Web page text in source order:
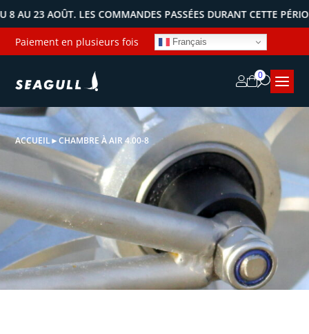
AOÛT. LES COMMANDES PASSÉES DURANT CETTE PÉRIODE
Paiement en plusieurs fois Français
0
ACCUEIL►CHAMBRE À AIR 4.00-8